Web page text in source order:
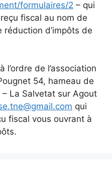
formulaires/2 – qui
fiscal au nom de
réduction d’impôts de
à l’ordre de l’association
54, hameau de
La Salvetat sur Agout
qui
fiscal vous ouvrant à